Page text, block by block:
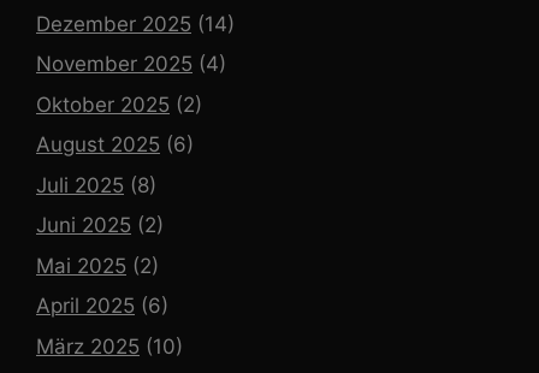
Dezember 2025 (14)
November 2025 (4)
Oktober 2025 (2)
August 2025 (6)
Juli 2025 (8)
Juni 2025 (2)
Mai 2025 (2)
April 2025 (6)
März 2025 (10)